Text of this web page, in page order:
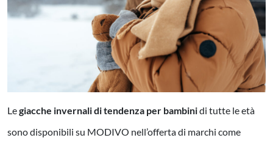
Legiacche invernali di tendenza per bambinidi tutte le età
sono disponibili su MODIVO nell’offerta di marchi come